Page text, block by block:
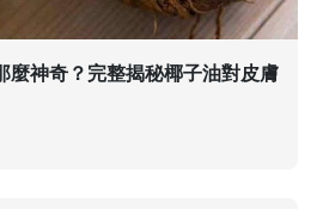
麼神奇？完整揭秘椰子油對皮膚